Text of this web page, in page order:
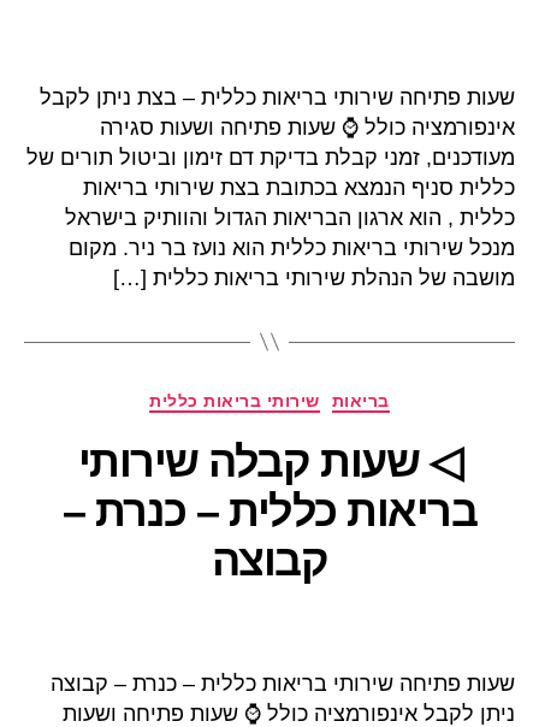
שעות פתיחה שירותי בריאות כללית – בצת ניתן לקבל
אינפורמציה כולל ⌚ שעות פתיחה ושעות סגירה
מעודכנים, זמני קבלת בדיקת דם זימון וביטול תורים של
כללית סניף הנמצא בכתובת בצת שירותי בריאות
כללית , הוא ארגון הבריאות הגדול והוותיק בישראל
מנכל שירותי בריאות כללית הוא נועז בר ניר. מקום
מושבה של הנהלת שירותי בריאות כללית […]
קטגוריות בריאות שירותי בריאות כללית
◁ שעות קבלה שירותי
בריאות כללית – כנרת –
קבוצה
שעות פתיחה שירותי בריאות כללית – כנרת – קבוצה
ניתן לקבל אינפורמציה כולל ⌚ שעות פתיחה ושעות